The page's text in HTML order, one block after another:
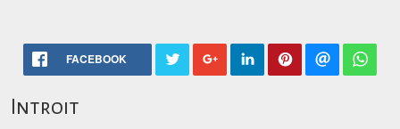
FACEBOOK
Introit